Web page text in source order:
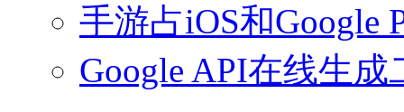
手游占iOS和Google
Google API在线生